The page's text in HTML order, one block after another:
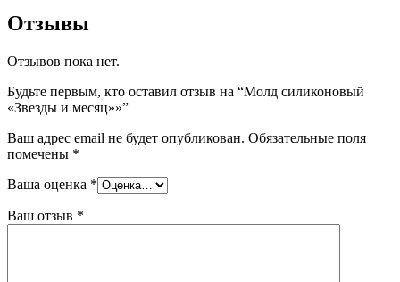
Отзывы
Отзывов пока нет.
Будьте первым, кто оставил отзыв на “Молд силиконовый
«Звезды и месяц»»”
Ваш адрес email не будет опубликован. Обязательные поля
помечены *
Ваша оценка *
Ваш отзыв *